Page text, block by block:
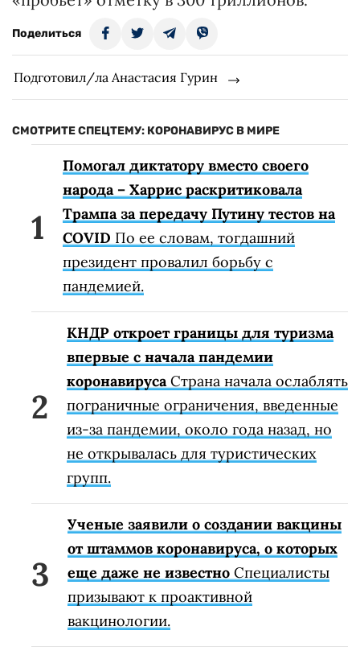
Поделиться
Подготовил/ла Анастасия Гурин
СМОТРИТЕ СПЕЦТЕМУ: КОРОНАВИРУС В МИРЕ
Помогал диктатору вместо своего
народа – Харрис раскритиковала
Трампа за передачу Путину тестов на
COVID По ее словам, тогдашний
президент провалил борьбу с
пандемией.
КНДР откроет границы для туризма
впервые с начала пандемии
коронавирусаСтрана начала ослаблять
пограничные ограничения, введенные
из-за пандемии, около года назад, но
не открывалась для туристических
групп.
Ученые заявили о создании вакцины
от штаммов коронавируса, о которых
еще даже не известно Специалисты
призывают к проактивной
вакцинологии.